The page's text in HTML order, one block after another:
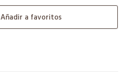
Añadir a favoritos